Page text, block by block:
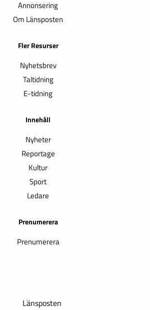
Annonsering
Om Länsposten
Fler Resurser
Nyhetsbrev
Taltidning
E-tidning
Innehåll
Nyheter
Reportage
Kultur
Sport
Ledare
Prenumerera
Prenumerera